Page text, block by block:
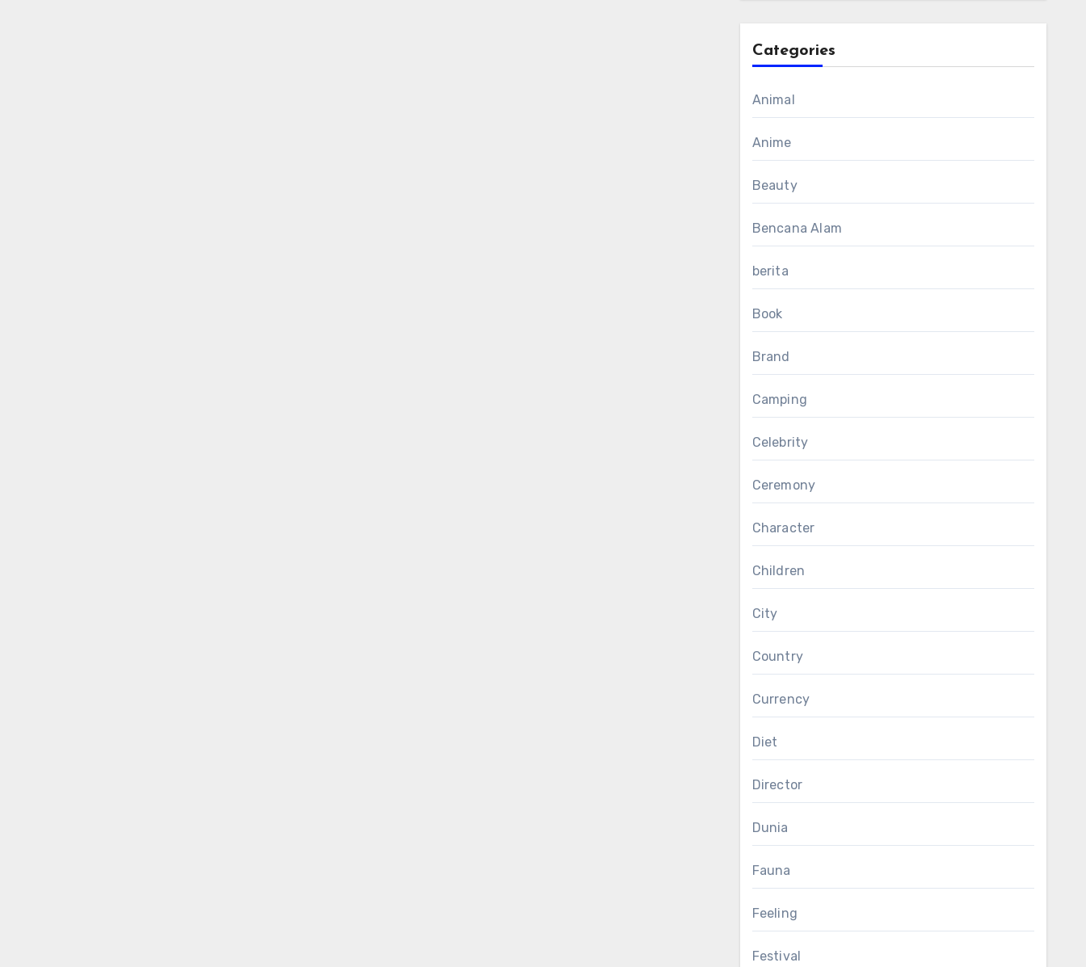
Categories
Animal
Anime
Beauty
Bencana Alam
berita
Book
Brand
Camping
Celebrity
Ceremony
Character
Children
City
Country
Currency
Diet
Director
Dunia
Fauna
Feeling
Festival